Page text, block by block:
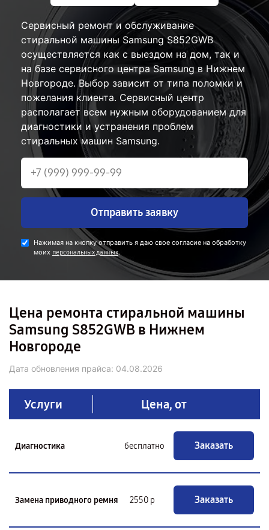
Сервисный ремонт и обслуживание
стиральной машины Samsung S852GWB
осуществляется как с выездом на дом, так и
на базе сервисного центра Samsung в Нижнем
Новгороде. Выбор зависит от типа поломки и
пожелания клиента. Сервисный центр
располагает всем нужным оборудованием для
диагностики и устранения проблем
стиральных машин Samsung.
Отправить заявку
Нажимая на кнопку отправить я даю свое согласие на обработку
моих персональных данных.
Цена ремонта стиральной машины
Samsung S852GWB в Нижнем
Новгороде
Дата обновления прайса: 04.08.2026
Услуги Цена, от
Диагностика бесплатно Заказать
Замена приводного ремня 2550 р Заказать